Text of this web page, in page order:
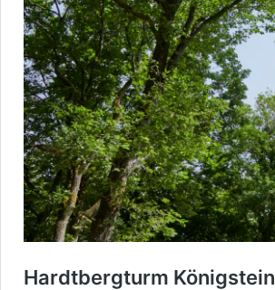
Hardtbergturm Königstein